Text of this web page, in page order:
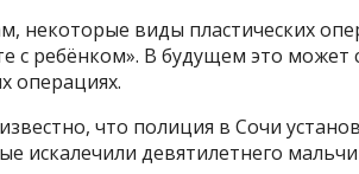
некоторые виды пластических
с ребёнком». В будущем это может
операциях.
что полиция в Сочи
искалечили девятилетнего